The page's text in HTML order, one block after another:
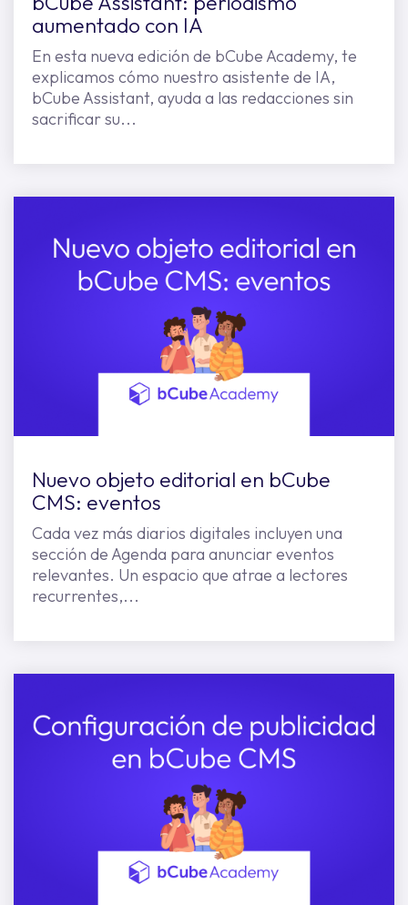
aumentado con IA
En esta nueva edición de bCube Academy, te
explicamos cómo nuestro asistente de IA,
bCube Assistant, ayuda a las redacciones sin
sacrificar su...
Nuevo objeto editorial en bCube
CMS: eventos
Cada vez más diarios digitales incluyen una
sección de Agenda para anunciar eventos
relevantes. Un espacio que atrae a lectores
recurrentes,...